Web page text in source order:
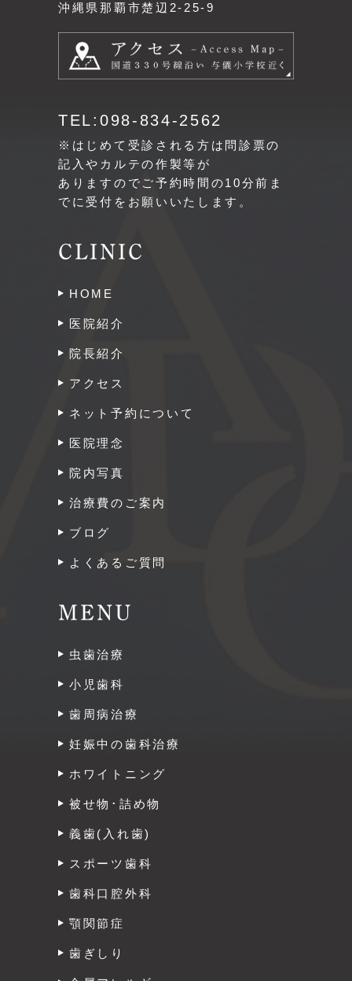
沖縄県那覇市楚辺2-25-9
TEL:098-834-2562
※はじめて受診される方は問診票の
記入やカルテの作製等が
ありますのでご予約時間の10分前ま
でに受付をお願いいたします。
CLINIC
HOME
医院紹介
院長紹介
アクセス
ネット予約について
医院理念
院内写真
治療費のご案内
ブログ
よくあるご質問
MENU
虫歯治療
小児歯科
歯周病治療
妊娠中の歯科治療
ホワイトニング
被せ物･詰め物
義歯(入れ歯)
スポーツ歯科
歯科口腔外科
顎関節症
歯ぎしり